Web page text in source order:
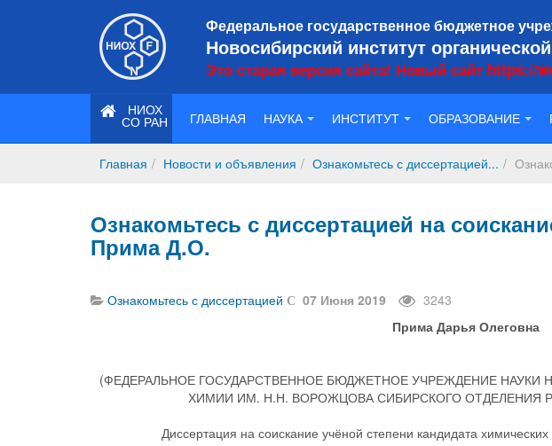
Федеральное государственное бюджетное
Новосибирский институт
Это старая версия сайта! Новый сайт https://
НИОХ
СО РАН ГЛАВНАЯ НАУКА ИНСТИТУТ ОБРАЗОВАНИЕ
Главная Новости и объявления Ознакомьтесь с диссертацией...
Ознакомьтесь с диссертацией на
Прима Д.О.
Ознакомьтесь с диссертацией 07 Июня 2019
3243
Прима Дарья Олеговна
(ФЕДЕРАЛЬНОЕ ГОСУДАРСТВЕННОЕ БЮДЖЕТНОЕ УЧРЕЖДЕНИЕ НАУКИ
ХИМИИ ИМ. Н.Н. ВОРОЖЦОВА СИБИРСКОГО ОТДЕЛЕНИЯ
Диссертация на соискание учёной степени кандидата химических